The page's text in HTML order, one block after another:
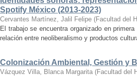
Spotify México (2013-2023)
Cervantes Martínez, Jalil Felipe (Facultad del
El trabajo se encuentra organizado en
relación entre neoliberalismo y productos
Colonización Ambiental, Gestión y
Vázquez Villa, Blanca Margarita (Facultad del